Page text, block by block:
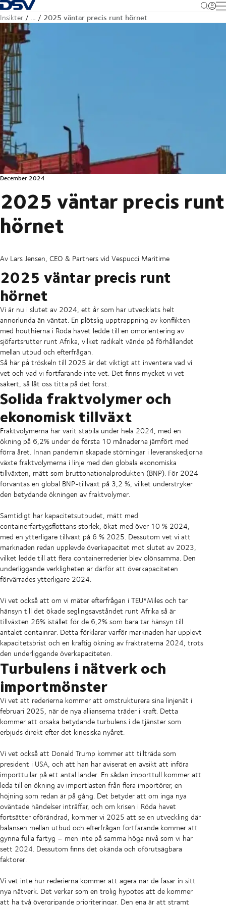
Tillbaka till hemsidan
Insikter … 2025 väntar precis runt hörnet
December 2024
2025 väntar precis runt
hörnet
Av Lars Jensen, CEO & Partners vid Vespucci Maritime
2025 väntar precis runt
hörnet
Vi är nu i slutet av 2024, ett år som har utvecklats helt
annorlunda än väntat. En plötslig upptrappning av konflikten
med houthierna i Röda havet ledde till en omorientering av
sjöfartsrutter runt Afrika, vilket radikalt vände på förhållandet
mellan utbud och efterfrågan.
Så här på tröskeln till 2025 är det viktigt att inventera vad vi
vet och vad vi fortfarande inte vet. Det finns mycket vi vet
säkert, så låt oss titta på det först.
Solida fraktvolymer och
ekonomisk tillväxt
Fraktvolymerna har varit stabila under hela 2024, med en
ökning på 6,2% under de första 10 månaderna jämfört med
förra året. Innan pandemin skapade störningar i leveranskedjorna
växte fraktvolymerna i linje med den globala ekonomiska
tillväxten, mätt som bruttonationalprodukten (BNP). För 2024
förväntas en global BNP-tillväxt på 3,2 %, vilket understryker
den betydande ökningen av fraktvolymer.
Samtidigt har kapacitetsutbudet, mätt med
containerfartygsflottans storlek, ökat med över 10 % 2024,
med en ytterligare tillväxt på 6 % 2025. Dessutom vet vi att
marknaden redan upplevde överkapacitet mot slutet av 2023,
vilket ledde till att flera containerrederier blev olönsamma. Den
underliggande verkligheten är därför att överkapaciteten
förvärrades ytterligare 2024.
Vi vet också att om vi mäter efterfrågan i TEU*Miles och tar
hänsyn till det ökade seglingsavståndet runt Afrika så är
tillväxten 26% istället för de 6,2% som bara tar hänsyn till
antalet containrar. Detta förklarar varför marknaden har upplevt
kapacitetsbrist och en kraftig ökning av fraktraterna 2024, trots
den underliggande överkapaciteten.
Turbulens i nätverk och
importmönster
Vi vet att rederierna kommer att omstrukturera sina linjenät i
februari 2025, när de nya allianserna träder i kraft. Detta
kommer att orsaka betydande turbulens i de tjänster som
erbjuds direkt efter det kinesiska nyåret.
Vi vet också att Donald Trump kommer att tillträda som
president i USA, och att han har aviserat en avsikt att införa
importtullar på ett antal länder. En sådan importtull kommer att
leda till en ökning av importlasten från flera importörer, en
höjning som redan är på gång. Det betyder att om inga nya
oväntade händelser inträffar, och om krisen i Röda havet
fortsätter oförändrad, kommer vi 2025 att se en utveckling där
balansen mellan utbud och efterfrågan fortfarande kommer att
gynna fulla fartyg – men inte på samma höga nivå som vi har
sett 2024. Dessutom finns det okända och oförutsägbara
faktorer.
Vi vet inte hur rederierna kommer att agera när de fasar in sitt
nya nätverk. Det verkar som en trolig hypotes att de kommer
att ha två övergripande prioriteringar. Den ena är att stramt